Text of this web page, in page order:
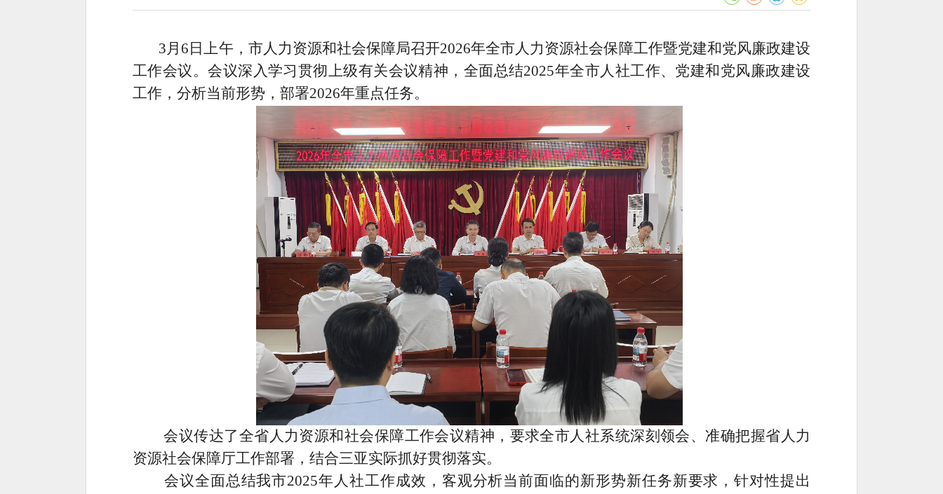
3月6日上午，市人力资源和社会保障局召开2026年全市人力资源社会保障工作暨党建和党风廉政建设
工作会议。会议深入学习贯彻上级有关会议精神，全面总结2025年全市人社工作、党建和党风廉政建设
工作，分析当前形势，部署2026年重点任务。
会议传达了全省人力资源和社会保障工作会议精神，要求全市人社系统深刻领会、准确把握省人力
资源社会保障厅工作部署，结合三亚实际抓好贯彻落实。
会议全面总结我市2025年人社工作成效，客观分析当前面临的新形势新任务新要求，针对性提出